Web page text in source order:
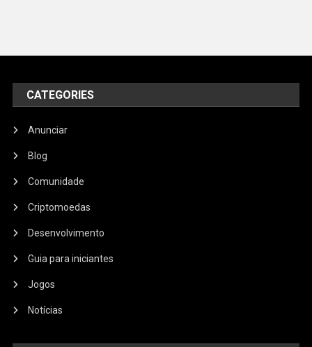
CATEGORIES
Anunciar
Blog
Comunidade
Criptomoedas
Desenvolvimento
Guia para iniciantes
Jogos
Notícias